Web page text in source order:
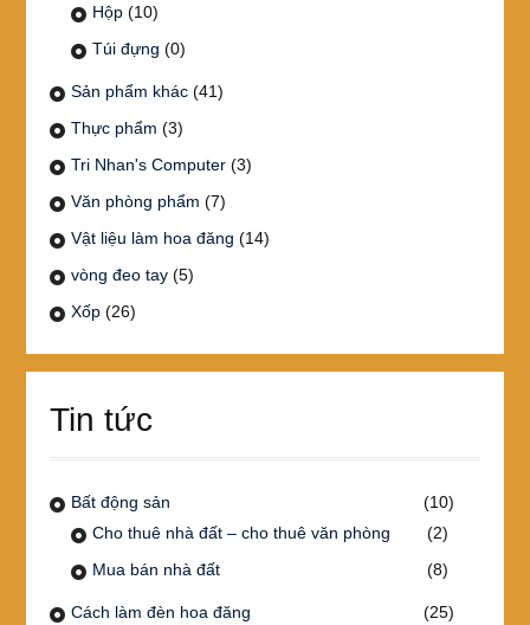
Hộp (10)
Túi đựng (0)
Sản phẩm khác (41)
Thực phẩm (3)
Tri Nhan's Computer (3)
Văn phòng phẩm (7)
Vật liệu làm hoa đăng (14)
vòng đeo tay (5)
Xốp (26)
Tin tức
Bất động sản
(10)
Cho thuê nhà đất – cho thuê văn phòng
(2)
Mua bán nhà đất
(8)
Cách làm đèn hoa đăng (25)